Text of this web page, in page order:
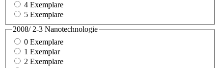
4 Exemplare
5 Exemplare
2008/ 2-3 Nanotechnologie
0 Exemplare
1 Exemplar
2 Exemplare